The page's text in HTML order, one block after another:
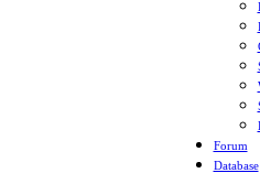
Forum
Database